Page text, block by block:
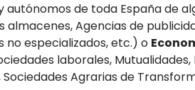
de toda España de
almacenes, Agencias de
especializados, etc.) o
laborales,
Agrarias de